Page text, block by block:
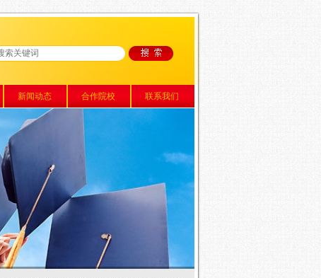
新闻动态 合作院校 联系我们